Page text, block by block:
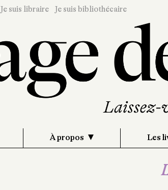
Je suis libraire Je suis bibliothécaire
À propos Les